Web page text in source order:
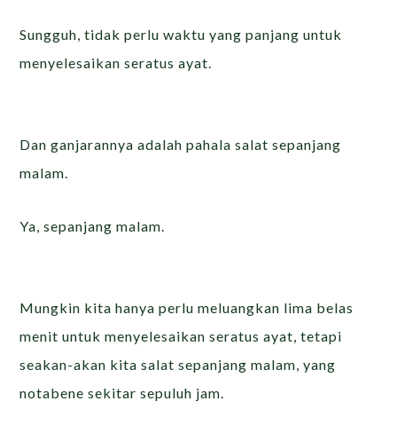
Sungguh, tidak perlu waktu yang panjang untuk
menyelesaikan seratus ayat.
Dan ganjarannya adalah pahala salat sepanjang
malam.
Ya, sepanjang malam.
Mungkin kita hanya perlu meluangkan lima belas
menit untuk menyelesaikan seratus ayat, tetapi
seakan-akan kita salat sepanjang malam, yang
notabene sekitar sepuluh jam.